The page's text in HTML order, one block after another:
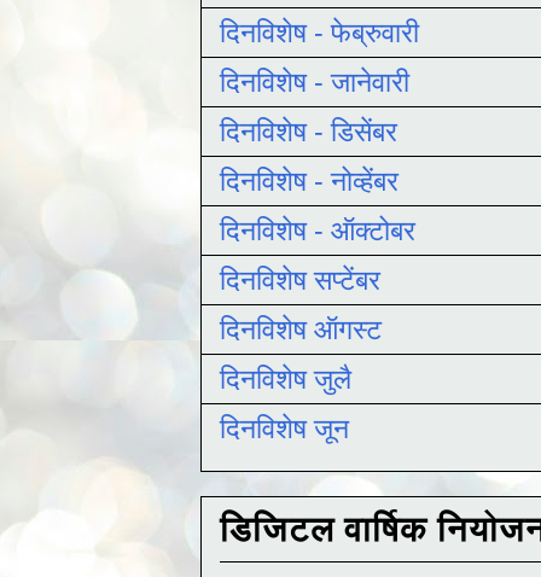
दिनविशेष - फेब्रुवारी
दिनविशेष - जानेवारी
दिनविशेष - डिसेंबर
दिनविशेष - नोव्हेंबर
दिनविशेष - ऑक्टोबर
दिनविशेष सप्टेंबर
दिनविशेष ऑगस्ट
दिनविशेष जुलै
दिनविशेष जून
डिजिटल वार्षिक